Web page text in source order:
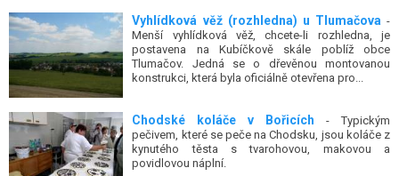
Vyhlídková věž (rozhledna) u Tlumačova -
Menší vyhlídková věž, chcete-li rozhledna, je
postavena na Kubíčkově skále poblíž obce
Tlumačov. Jedná se o dřevěnou montovanou
konstrukci, která byla oficiálně otevřena pro...
Chodské koláče v Bořicích - Typickým
pečivem, které se peče na Chodsku, jsou koláče z
kynutého těsta s tvarohovou, makovou a
povidlovou náplní.